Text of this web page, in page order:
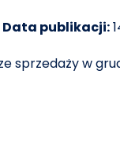
Data publikacji:
sprzedaży w